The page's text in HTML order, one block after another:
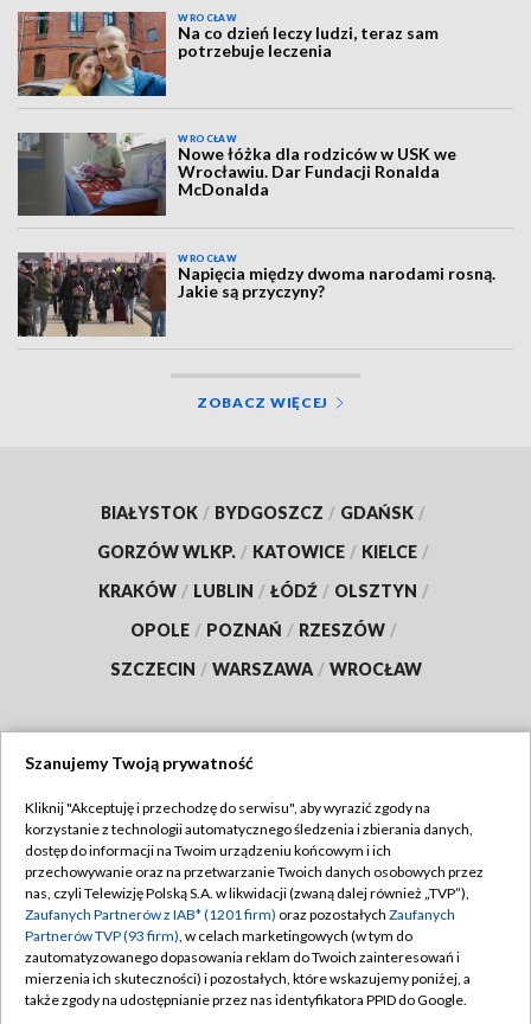
WROCŁAW
Na co dzień leczy ludzi, teraz sam
potrzebuje leczenia
WROCŁAW
Nowe łóżka dla rodziców w USK we
Wrocławiu. Dar Fundacji Ronalda
McDonalda
WROCŁAW
Napięcia między dwoma narodami rosną.
Jakie są przyczyny?
ZOBACZ WIĘCEJ
BIAŁYSTOK / BYDGOSZCZ / GDAŃSK /
GORZÓW WLKP. / KATOWICE / KIELCE /
KRAKÓW / LUBLIN / ŁÓDŹ / OLSZTYN /
OPOLE / POZNAŃ / RZESZÓW /
SZCZECIN / WARSZAWA / WROCŁAW
TVP
Abonament TVP
Emisja w TVP
Centrum informacji TVP
Naziemna Telewizja Cyfrowa
Regulamin TVP
Polityka prywatności
Moje zgody
Pomoc
Szanujemy Twoją prywatność
Kliknij "Akceptuję i przechodzę do serwisu", aby wyrazić zgody na
korzystanie z technologii automatycznego śledzenia i zbierania danych,
dostęp do informacji na Twoim urządzeniu końcowym i ich
przechowywanie oraz na przetwarzanie Twoich danych osobowych przez
nas, czyli Telewizję Polską S.A. w likwidacji (zwaną dalej również „TVP”),
Zaufanych Partnerów z IAB* (1201 firm) oraz pozostałych Zaufanych
Partnerów TVP (93 firm), w celach marketingowych (w tym do
zautomatyzowanego dopasowania reklam do Twoich zainteresowań i
mierzenia ich skuteczności) i pozostałych, które wskazujemy poniżej, a
także zgody na udostępnianie przez nas identyfikatora PPID do Google.